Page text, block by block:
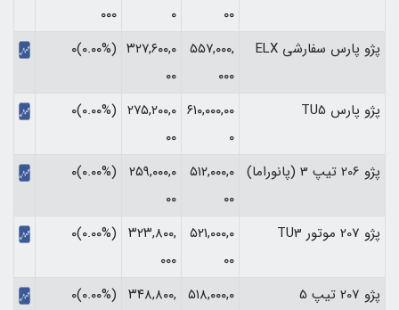
۰۰
۰
۰۰۰‏
پژو پارس سفارشی ELX
۵۵۷,۰۰۰,
۰۰۰
۳۲۷,۶۰۰,۰
۰۰
(۰.۰۰%)۰
پژو پارس TU5
۶۱۰,۰۰۰,۰۰
۰
۲۷۵,۲۰۰,۰
۰۰
(۰.۰۰%)۰
پژو 206 تیپ 3 (پانوراما)
۵۱۲,۰۰۰,۰
۰۰
۲۵۹,۰۰۰,۰
۰۰
(۰.۰۰%)۰
پژو 207 موتور TU3
۵۲۱,۰۰۰,۰
۰۰
۳۲۳,۸۰۰,
۰۰۰
(۰.۰۰%)۰
پژو 207 تیپ 5
۵۱۸,۰۰۰,۰ ۳۴۸,۸۰۰, (۰.۰۰%)۰